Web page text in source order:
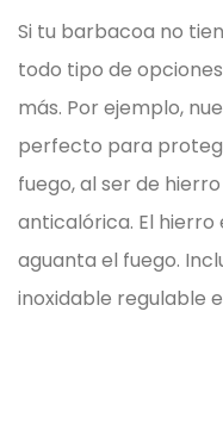
Si tu barbacoa no
todo tipo de
más. Por ejemplo,
perfecto para
fuego, al ser de
anticalórica. El
aguanta el fuego.
inoxidable regulable